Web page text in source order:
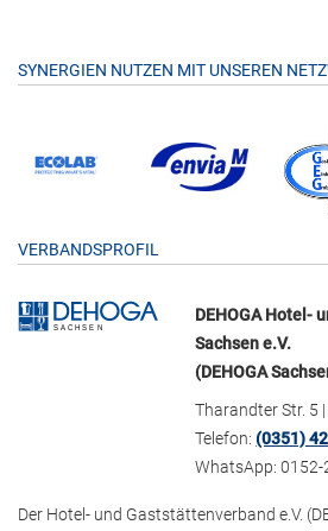
SYNERGIEN NUTZEN MIT UNSEREN
VERBANDSPROFIL
DEHOGA Hotel-
Sachsen e.V.
(DEHOGA
Tharandter Str. 5
Telefon:(0351)
WhatsApp:
Der Hotel- und Gaststättenverband e.V.